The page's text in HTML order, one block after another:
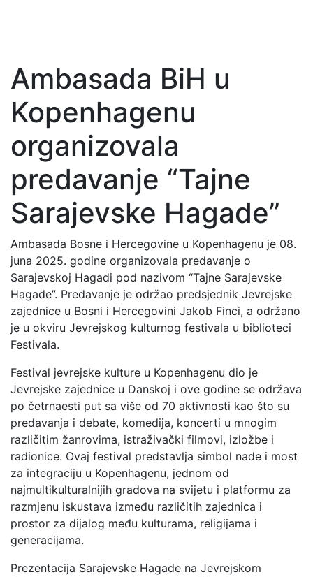
Ambasada BiH u
Kopenhagenu
organizovala
predavanje “Tajne
Sarajevske Hagade”
Ambasada Bosne i Hercegovine u Kopenhagenu je 08.
juna 2025. godine organizovala predavanje o
Sarajevskoj Hagadi pod nazivom “Tajne Sarajevske
Hagade”. Predavanje je održao predsjednik Jevrejske
zajednice u Bosni i Hercegovini Jakob Finci, a održano
je u okviru Jevrejskog kulturnog festivala u biblioteci
Festivala.
Festival jevrejske kulture u Kopenhagenu dio je
Jevrejske zajednice u Danskoj i ove godine se održava
po četrnaesti put sa više od 70 aktivnosti kao što su
predavanja i debate, komedija, koncerti u mnogim
različitim žanrovima, istraživački filmovi, izložbe i
radionice. Ovaj festival predstavlja simbol nade i most
za integraciju u Kopenhagenu, jednom od
najmultikulturalnijih gradova na svijetu i platformu za
razmjenu iskustava između različitih zajednica i
prostor za dijalog među kulturama, religijama i
generacijama.
Prezentacija Sarajevske Hagade na Jevrejskom